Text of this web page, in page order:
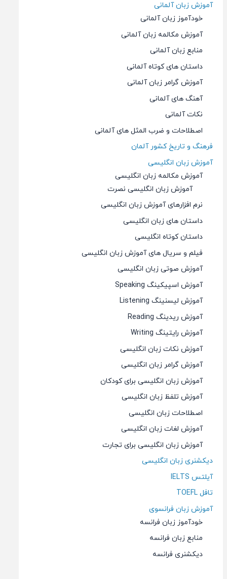
آموزش زبان آلمانی
خودآموز زبان آلمانی
آموزش مکالمه زبان آلمانی
منابع زبان آلمانی
داستان های کوتاه آلمانی
آموزش گرامر زبان آلمانی
آهنگ های آلمانی
نکات آلمانی
اصطلاحات و ضرب المثل های آلمانی
فرهنگ و تاریخ کشور آلمان
آموزش زبان انگلیسی
آموزش مکالمه زبان انگلیسی
آموزش زبان انگلیسی نصرت
نرم افزارهای آموزش زبان انگلیسی
داستان های زبان انگلیسی
داستان کوتاه انگلیسی
فیلم و سریال های آموزش زبان انگلیسی
آموزش صوتی زبان انگلیسی
آموزش اسپیکینگ Speaking
آموزش لیسنینگ Listening
آموزش ریدینگ Reading
آموزش رایتینگ Writing
آموزش نکات زبان انگلیسی
آموزش گرامر زبان انگلیسی
آموزش زبان انگلیسی برای کودکان
آموزش تلفظ زبان انگلیسی
اصطلاحات زبان انگلیسی
آموزش لغات زبان انگلیسی
آموزش زبان انگلیسی برای تجارت
دیکشنری زبان انگلیسی
آیلتس IELTS
تافل TOEFL
آموزش زبان فرانسوی
خودآموز زبان فرانسه
منابع زبان فرانسه
دیکشنری فرانسه